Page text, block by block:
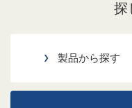
探
製品から探す